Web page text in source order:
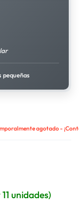
pequeñas
agotado -
unidades)